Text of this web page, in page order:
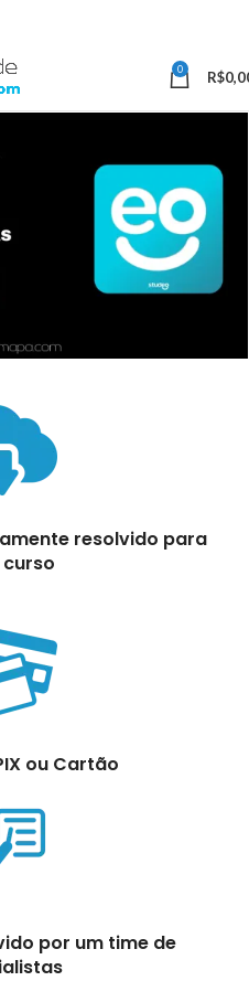
0 R$
resolvido para
curso
ou Cartão
por um time de